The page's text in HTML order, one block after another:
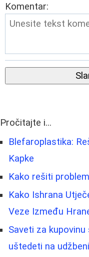
Komentar:
Pročitajte i...
Blefaroplastika:
Kapke
Kako rešiti
Kako Ishrana
Veze Između
Saveti za
uštedeti na